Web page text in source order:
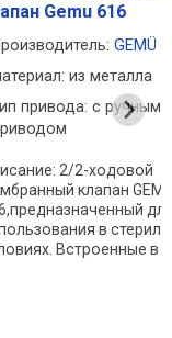
Gemu 616
GEMÜ
из металла
привода: с ручным
2/2-ходовой
клапан
в
Встроенные в